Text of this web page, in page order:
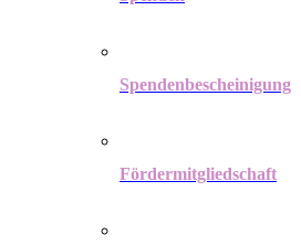
Spendenbescheinigung
Fördermitgliedschaft